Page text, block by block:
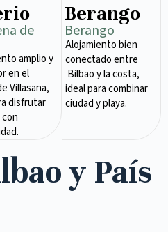
de
amplio y
en el
Villasana,
disfrutar
Berango
Berango
Alojamiento bien
conectado entre
Bilbao y la costa,
ideal para combinar
ciudad y playa.
y País